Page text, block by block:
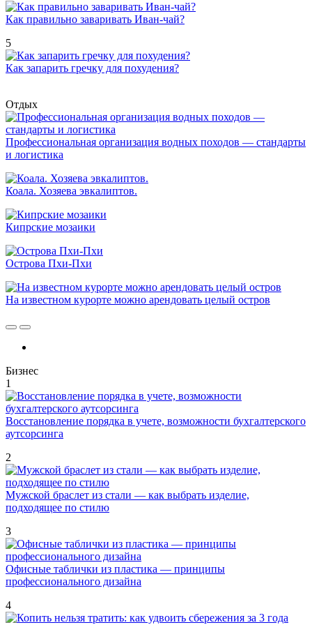
Как правильно заваривать Иван-чай?
5
Как запарить гречку для похудения?
Отдых
Профессиональная организация водных походов — стандарты
и логистика
Коала. Хозяева эвкалиптов.
Кипрские мозаики
Острова Пхи-Пхи
На известном курорте можно арендовать целый остров
Бизнес
1
Восстановление порядка в учете, возможности бухгалтерского
аутсорсинга
2
Мужской браслет из стали — как выбрать изделие,
подходящее по стилю
3
Офисные таблички из пластика — принципы
профессионального дизайна
4